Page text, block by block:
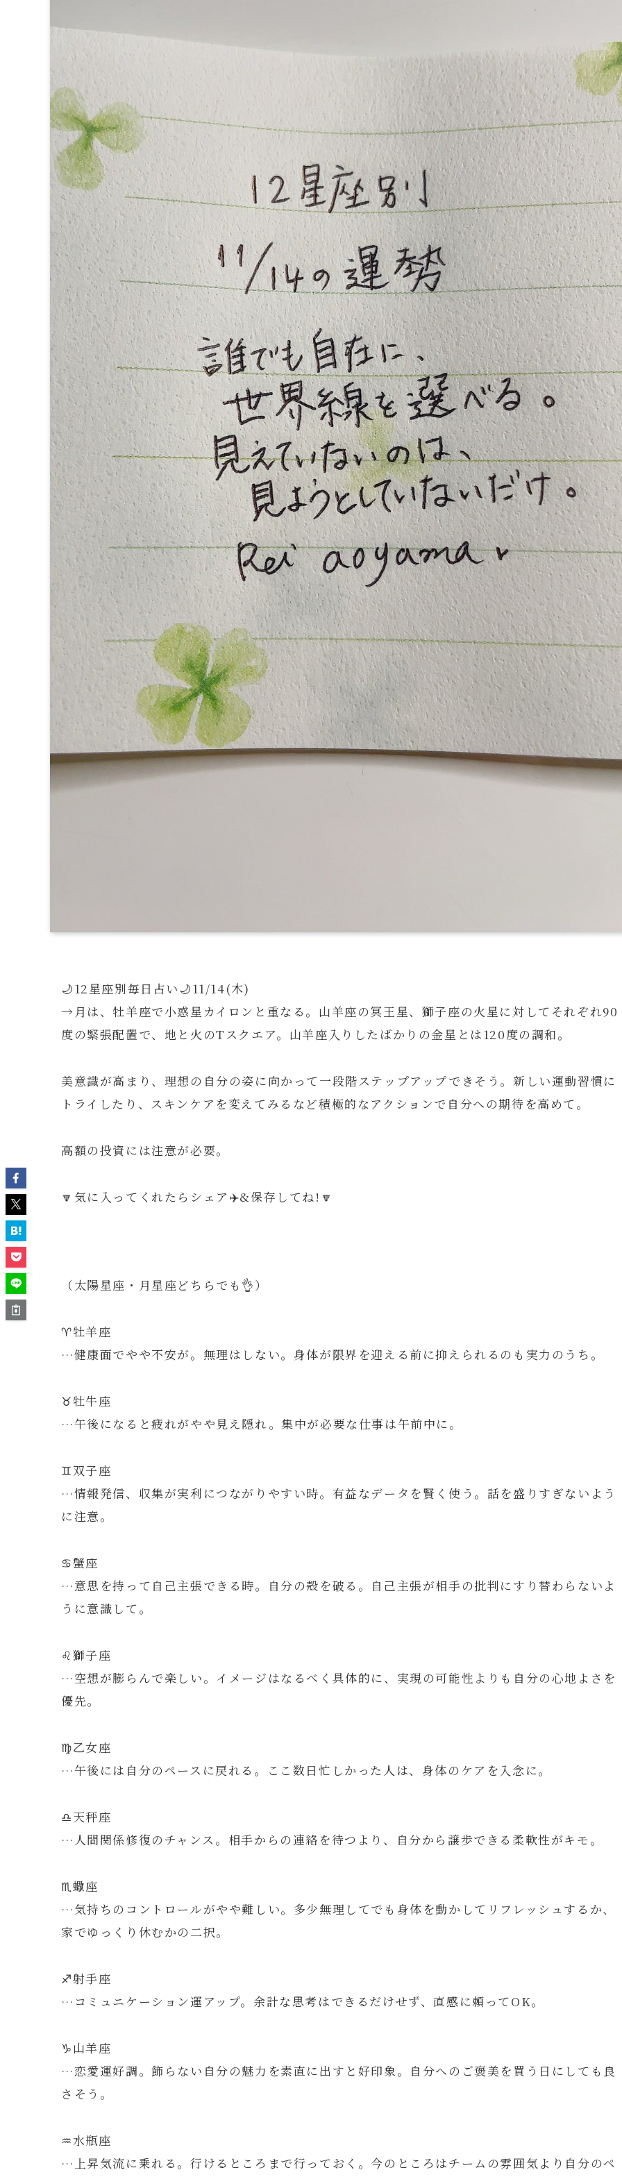
🌙12星座別毎日占い🌙11/14(木)
→月は、牡羊座で小惑星カイロンと重なる。山羊座の冥王星、獅子座の火星に対してそれぞれ90
度の緊張配置で、地と火のTスクエア。山羊座入りしたばかりの金星とは120度の調和。
美意識が高まり、理想の自分の姿に向かって一段階ステップアップできそう。新しい運動習慣に
トライしたり、スキンケアを変えてみるなど積極的なアクションで自分への期待を高めて。
高額の投資には注意が必要。
🔽気に入ってくれたらシェア✈️&保存してね!🔽
（太陽星座・月星座どちらでも👌）
♈️牡羊座
…健康面でやや不安が。無理はしない。身体が限界を迎える前に抑えられるのも実力のうち。
♉️牡牛座
…午後になると疲れがやや見え隠れ。集中が必要な仕事は午前中に。
♊️双子座
…情報発信、収集が実利につながりやすい時。有益なデータを賢く使う。話を盛りすぎないよう
に注意。
♋️蟹座
…意思を持って自己主張できる時。自分の殻を破る。自己主張が相手の批判にすり替わらないよ
うに意識して。
♌️獅子座
…空想が膨らんで楽しい。イメージはなるべく具体的に、実現の可能性よりも自分の心地よさを
優先。
♍️乙女座
…午後には自分のペースに戻れる。ここ数日忙しかった人は、身体のケアを入念に。
♎️天秤座
…人間関係修復のチャンス。相手からの連絡を待つより、自分から譲歩できる柔軟性がキモ。
♏️蠍座
…気持ちのコントロールがやや難しい。多少無理してでも身体を動かしてリフレッシュするか、
家でゆっくり休むかの二択。
♐️射手座
…コミュニケーション運アップ。余計な思考はできるだけせず、直感に頼ってOK。
♑️山羊座
…恋愛運好調。飾らない自分の魅力を素直に出すと好印象。自分へのご褒美を買う日にしても良
さそう。
♒️水瓶座
…上昇気流に乗れる。行けるところまで行っておく。今のところはチームの雰囲気より自分のペ